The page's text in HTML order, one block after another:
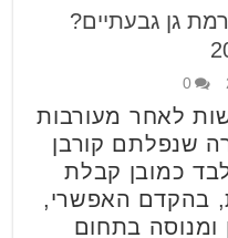
גן גבעתיים?
0
לאחר מעורבות
שנפלתם קורבן
כמובן קבלת
בהקדם האפשרי,
ומנוסה בתחום